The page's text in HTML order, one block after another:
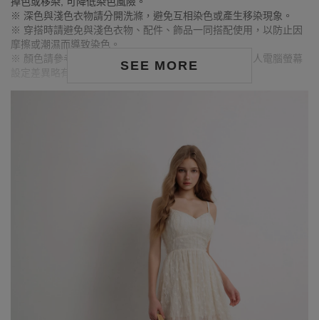
SEE MORE
※ 深色與淺色衣物請分開洗滌，避免互相染色或產生移染現象。
※ 穿搭時請避免與淺色衣物、配件、飾品一同搭配使用，以防止因
摩擦或潮濕而導致染色。
※ 顏色請參考單品圖片較為接近，但因圖檔顏色會因個人電腦螢幕
設定差異略有不同，請以實際商品顏色為準。